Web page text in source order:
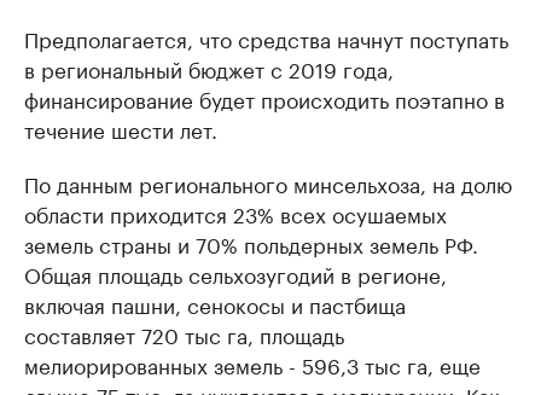
Предполагается, что средства начнут поступать
в региональный бюджет с 2019 года,
финансирование будет происходить поэтапно в
течение шести лет.
По данным регионального минсельхоза, на долю
области приходится 23% всех осушаемых
земель страны и 70% польдерных земель РФ.
Общая площадь сельхозугодий в регионе,
включая пашни, сенокосы и пастбища
составляет 720 тыс га, площадь
мелиорированных земель - 596,3 тыс га, еще